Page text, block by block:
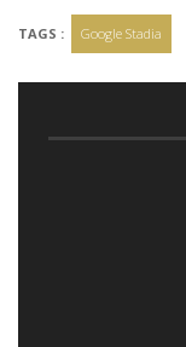
TAGS : Google Stadia